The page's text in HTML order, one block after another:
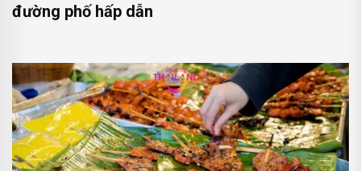
đường phố hấp dẫn